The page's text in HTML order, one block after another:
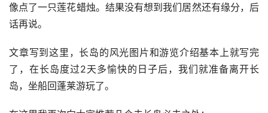
像点了一只莲花蜡烛。结果没有想到我们居然还有缘分，后
话再说。
文章写到这里，长岛的风光图片和游览介绍基本上就写完
了，在长岛度过2天多愉快的日子后，我们就准备离开长
岛，坐船回蓬莱游玩了。